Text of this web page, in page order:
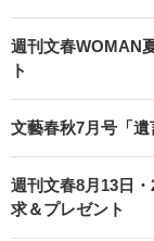
週刊文春WOMAN
ト
文藝春秋7月号「
週刊文春8月13日
求＆プレゼント